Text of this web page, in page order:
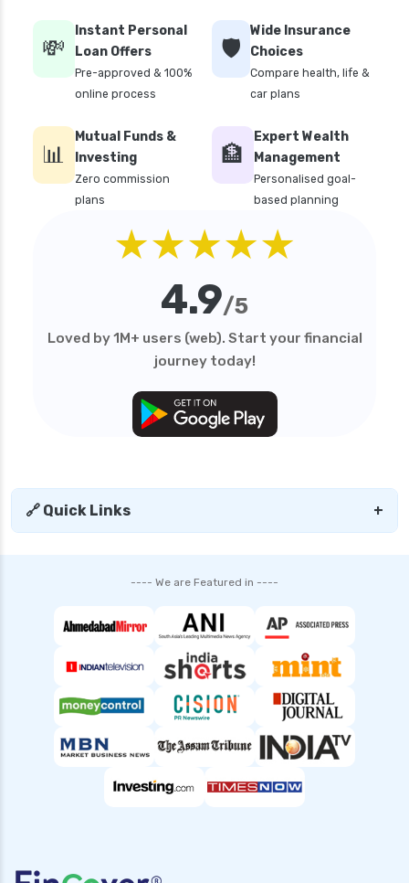
personal loan in coimbatore
personal loan in delhi
personal loan in hyderabad
personal loan in kerala
personal loan in lucknow
personal loan in madurai
personal loan in maharashtra
personal loan in mumbai
personal loan in tamilnadu
personal loan in tirunelveli
personal loan in uttar pradesh
personal loans for medical emergency
sbi personal loan interest rates
tata capital personal loan interest rate
top 10 Personal loan apps
what is a personal loan
💸
Instant Personal
Loan Offers
Pre-approved & 100%
online process
🛡️
Wide Insurance
Choices
Compare health, life &
car plans
📊
Mutual Funds &
Investing
Zero commission
plans
🏦
Expert Wealth
Management
Personalised goal-
based planning
★★★★★
4.9/5
Loved by 1M+ users (web). Start your financial
journey today!
🔗 Quick Links +
---- We are Featured in ----